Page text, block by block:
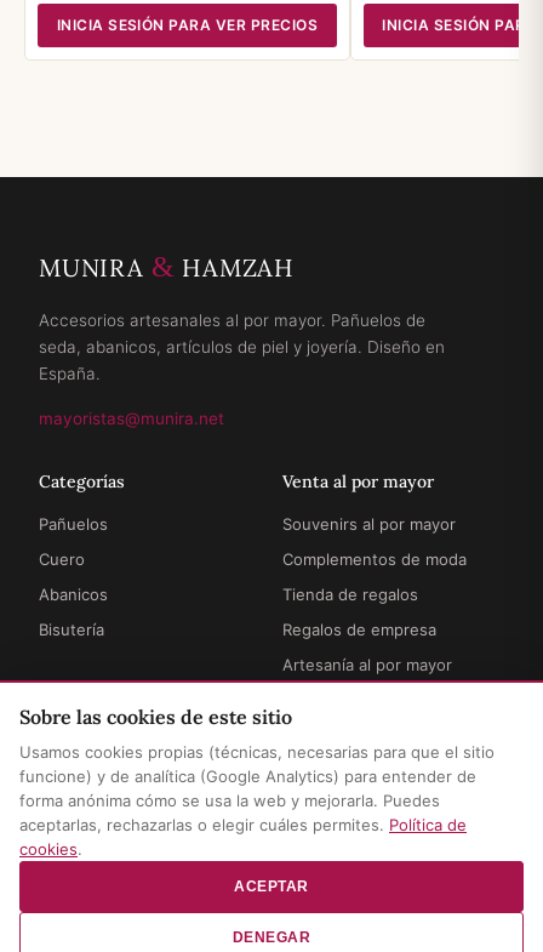
INICIA SESIÓN PARA VER PRECIOS INICIA SESIÓN PARA
MUNIRA & HAMZAH
Accesorios artesanales al por mayor. Pañuelos de
seda, abanicos, artículos de piel y joyería. Diseño en
España.
mayoristas@munira.net
Categorías
Pañuelos
Cuero
Abanicos
Bisutería
Venta al por mayor
Souvenirs al por mayor
Complementos de moda
Tienda de regalos
Regalos de empresa
Artesanía al por mayor
Información
Cómo funciona
Envíos y entregas
Preguntas frecuentes
Legal
Términos y condiciones
Privacidad y aviso legal
Política de cookies
Sobre las cookies de este sitio
Usamos cookies propias (técnicas, necesarias para que el sitio
funcione) y de analítica (Google Analytics) para entender de
forma anónima cómo se usa la web y mejorarla. Puedes
aceptarlas, rechazarlas o elegir cuáles permites. Política de
cookies.
ACEPTAR
DENEGAR